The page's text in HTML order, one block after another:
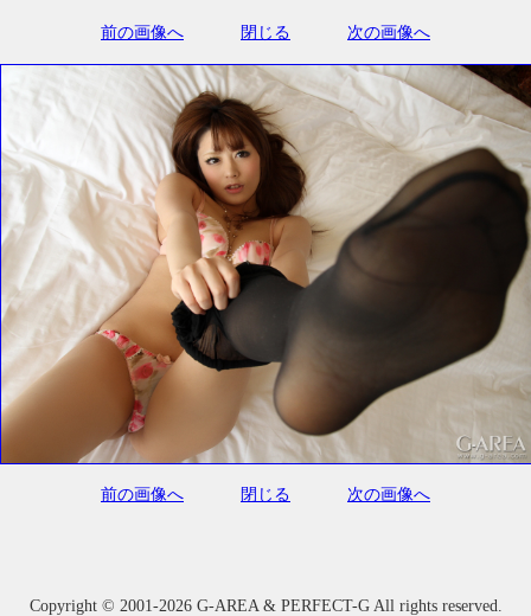
前の画像へ 閉じる 次の画像へ
前の画像へ 閉じる 次の画像へ
Copyright © 2001-2026 G-AREA & PERFECT-G All rights reserved.